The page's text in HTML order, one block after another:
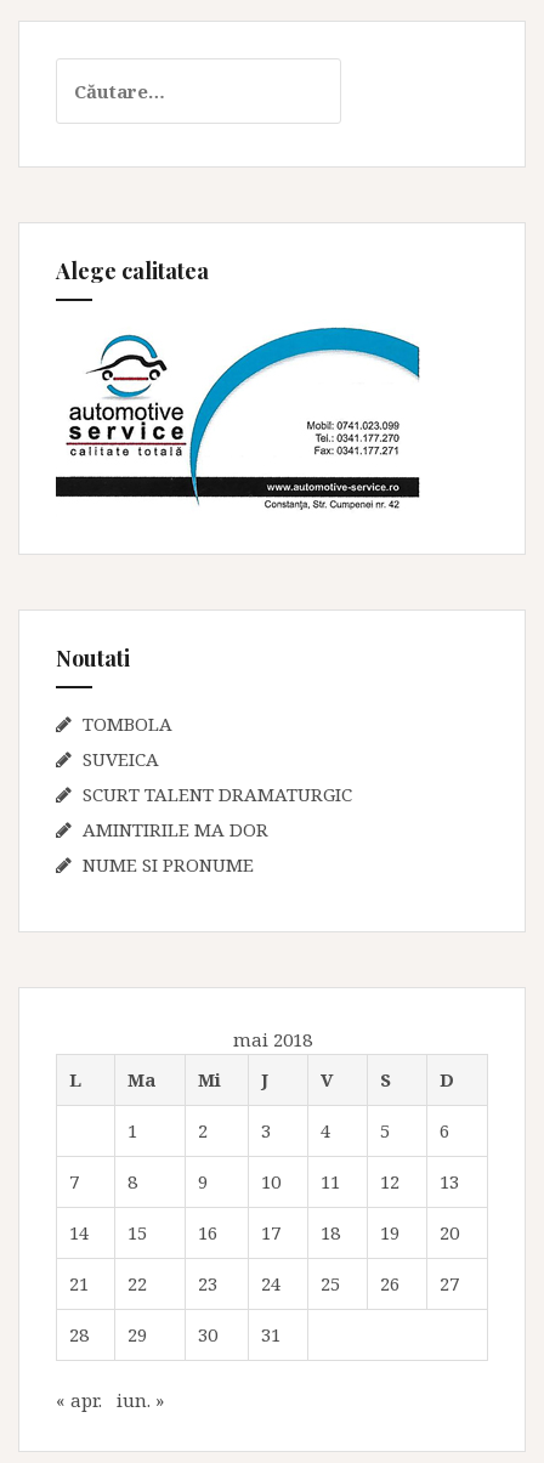
după:
Alege calitatea
Noutati
TOMBOLA
SUVEICA
SCURT TALENT DRAMATURGIC
AMINTIRILE MA DOR
NUME SI PRONUME
mai 2018
L
Ma Mi J V S D
1 2 3 4 5 6
7 8 9 10 11 12 13
14 15 16 17 18 19 20
21 22 23 24 25 26 27
28 29 30 31
« apr. iun. »